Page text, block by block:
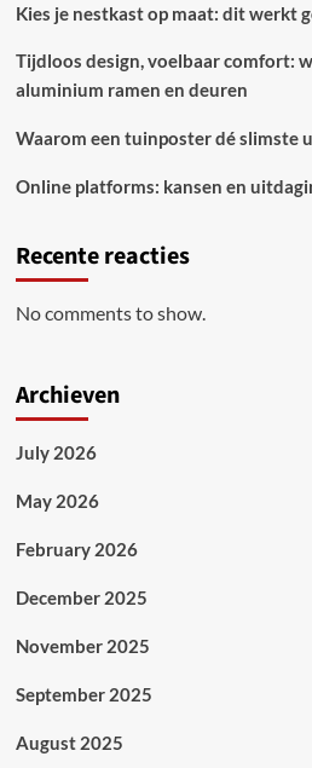
Kies je nestkast op maat: dit werkt
Tijdloos design, voelbaar comfort:
aluminium ramen en deuren
Waarom een tuinposter dé slimste
Online platforms: kansen en
Recente reacties
No comments to show.
Archieven
July 2026
May 2026
February 2026
December 2025
November 2025
September 2025
August 2025